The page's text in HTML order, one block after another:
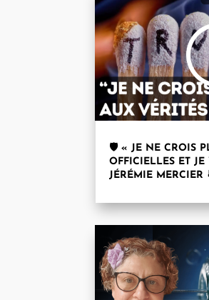
🛡️ « JE NE CROIS
OFFICIELLES ET
JÉRÉMIE MERCIER